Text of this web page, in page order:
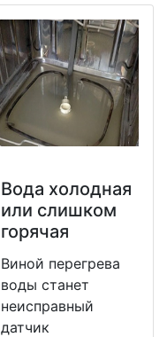
Вода холодная
или слишком
горячая
Виной перегрева
воды станет
неисправный
датчик